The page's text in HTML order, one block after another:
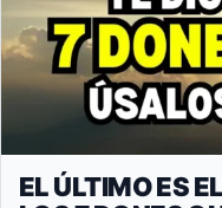
EL ÚLTIMO ES